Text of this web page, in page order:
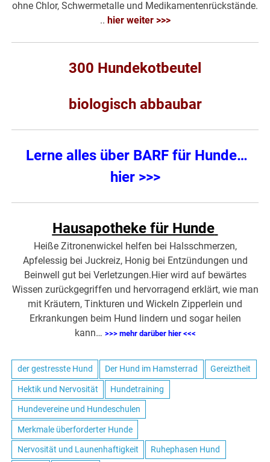
ohne Chlor, Schwermetalle und Medikamentenrückstände.
.. hier weiter >>>
300 Hundekotbeutel
biologisch abbaubar
Lerne alles über BARF für Hunde…
hier >>>
Hausapotheke für Hunde
Heiße Zitronenwickel helfen bei Halsschmerzen,
Apfelessig bei Juckreiz, Honig bei Entzündungen und
Beinwell gut bei Verletzungen.Hier wird auf bewärtes
Wissen zurückgegriffen und hervorragend erklärt, wie man
mit Kräutern, Tinkturen und Wickeln Zipperlein und
Erkrankungen beim Hund lindern und sogar heilen
kann… >>> mehr darüber hier <<<
der gestresste Hund Der Hund im Hamsterrad Gereiztheit
Hektik und Nervosität Hundetraining
Hundevereine und Hundeschulen
Merkmale überforderter Hunde
Nervosität und Launenhaftigkeit Ruhephasen Hund